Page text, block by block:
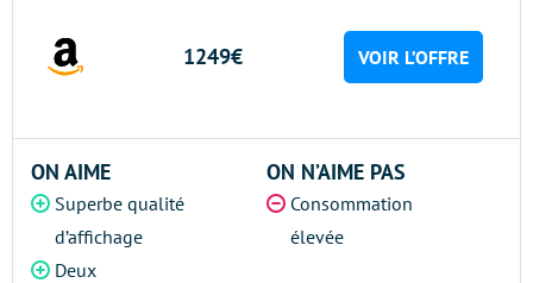
1249€ VOIR L’OFFRE
ON AIME
Superbe qualité
d’affichage
Deux
ON N’AIME PAS
Consommation
élevée